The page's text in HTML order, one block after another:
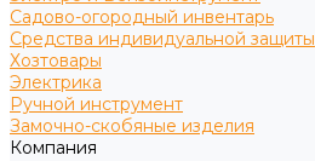
Садово-огородный инвентарь
Средства индивидуальной защиты
Хозтовары
Электрика
Ручной инструмент
Замочно-скобяные изделия
Компания